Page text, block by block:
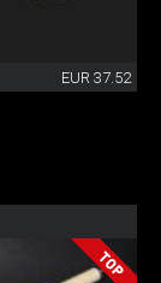
EUR 37.52